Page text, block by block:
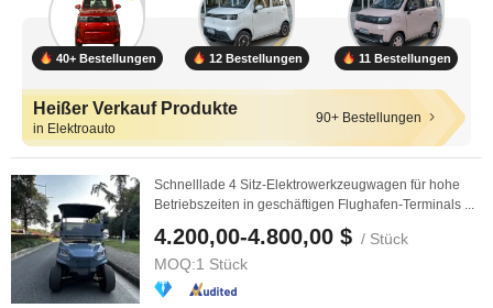
40+ Bestellungen 12 Bestellungen 11 Bestellungen
Heißer Verkauf Produkte
in Elektroauto
90+ Bestellungen
Schnelllade 4 Sitz-Elektrowerkzeugwagen für hohe
Betriebszeiten in geschäftigen Flughafen-Terminals ...
4.200,00-4.800,00 $ / Stück
MOQ:1 Stück